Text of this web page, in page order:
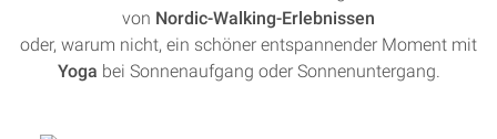
von Nordic-Walking-Erlebnissen
oder, warum nicht, ein schöner entspannender Moment mit
Yoga bei Sonnenaufgang oder Sonnenuntergang.